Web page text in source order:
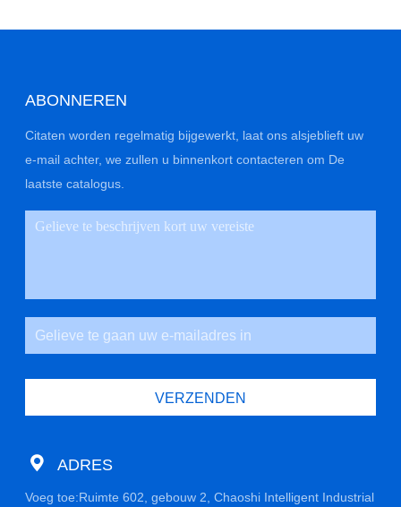
ABONNEREN
Citaten worden regelmatig bijgewerkt, laat ons alsjeblieft uw
e-mail achter, we zullen u binnenkort contacteren om De
laatste catalogus.
VERZENDEN
ADRES
Voeg toe:Ruimte 602, gebouw 2, Chaoshi Intelligent Industrial